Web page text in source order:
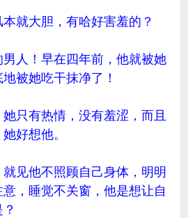
大胆，有哈好害羞的？
人！早在四年前，他就被她
被她吃干抹净了！
有热情，没有羞涩，而且
好想他。
他不照顾自己身体，明明
，睡觉不关窗，他是想让自